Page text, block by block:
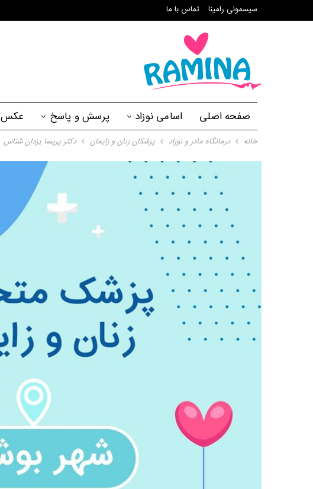
سیسمونی رامینا تماس با ما
صفحه اصلی اسامی نوزاد پرسش و پاسخ عکس
خانه درمانگاه مادر و نوزاد پزشکان زنان و زایمان دکتر پریسا یزدان شناس